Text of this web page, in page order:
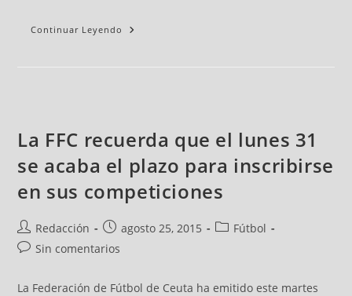
Continuar Leyendo
La FFC recuerda que el lunes 31
se acaba el plazo para inscribirse
en sus competiciones
Redacción agosto 25, 2015
Fútbol
Sin comentarios
La Federación de Fútbol de Ceuta ha emitido este martes